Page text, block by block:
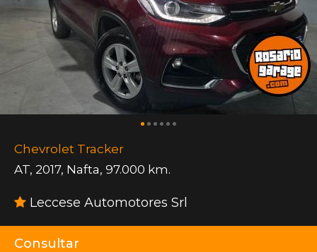
Chevrolet Tracker
AT, 2017, Nafta, 97.000 km.
Leccese Automotores Srl
Consultar